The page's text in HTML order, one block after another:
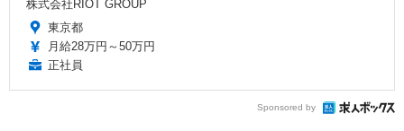
株式会社RIOT GROUP
東京都
月給28万円～50万円
正社員
Sponsored by